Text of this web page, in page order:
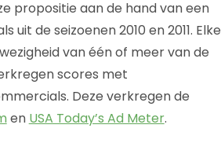
propositie aan de hand van een
de seizoenen 2010 en 2011. Elke
van één of meer van de
scores met
Deze verkregen de
en USA Today’s Ad Meter.